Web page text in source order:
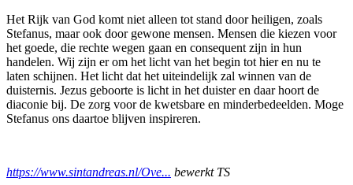
Het Rijk van God komt niet alleen tot stand door heiligen, zoals
Stefanus, maar ook door gewone mensen. Mensen die kiezen voor
het goede, die rechte wegen gaan en consequent zijn in hun
handelen. Wij zijn er om het licht van het begin tot hier en nu te
laten schijnen. Het licht dat het uiteindelijk zal winnen van de
duisternis. Jezus geboorte is licht in het duister en daar hoort de
diaconie bij. De zorg voor de kwetsbare en minderbedeelden. Moge
Stefanus ons daartoe blijven inspireren.
https://www.sintandreas.nl/Ove... bewerkt TS